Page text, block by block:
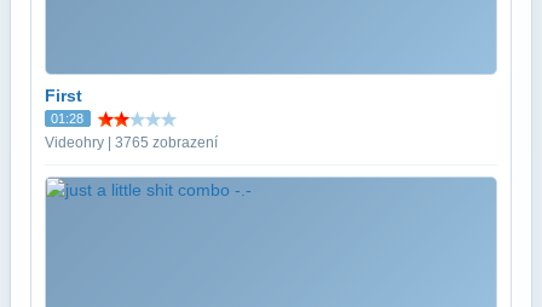
First
01:28
Videohry | 3765 zobrazení